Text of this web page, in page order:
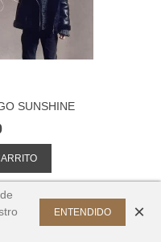
SUNSHINE
ENTENDIDO ×
recientemente